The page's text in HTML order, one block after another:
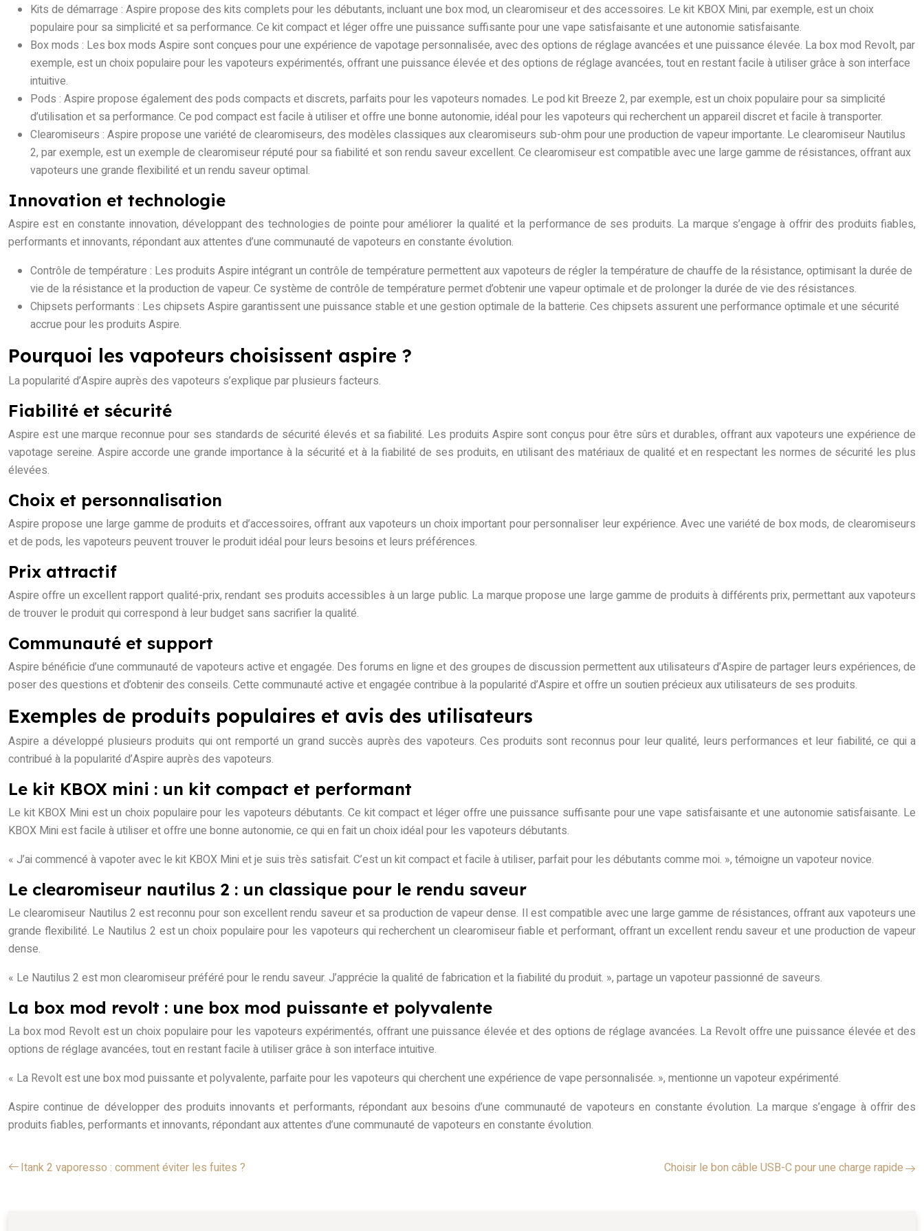
Kits de démarrage : Aspire propose des kits complets pour les débutants, incluant une box mod, un clearomiseur et des accessoires. Le kit KBOX Mini, par exemple, est un choix
populaire pour sa simplicité et sa performance. Ce kit compact et léger offre une puissance suffisante pour une vape satisfaisante et une autonomie satisfaisante.
Box mods : Les box mods Aspire sont conçues pour une expérience de vapotage personnalisée, avec des options de réglage avancées et une puissance élevée. La box mod Revolt, par
exemple, est un choix populaire pour les vapoteurs expérimentés, offrant une puissance élevée et des options de réglage avancées, tout en restant facile à utiliser grâce à son interface
intuitive.
Pods : Aspire propose également des pods compacts et discrets, parfaits pour les vapoteurs nomades. Le pod kit Breeze 2, par exemple, est un choix populaire pour sa simplicité
d’utilisation et sa performance. Ce pod compact est facile à utiliser et offre une bonne autonomie, idéal pour les vapoteurs qui recherchent un appareil discret et facile à transporter.
Clearomiseurs : Aspire propose une variété de clearomiseurs, des modèles classiques aux clearomiseurs sub-ohm pour une production de vapeur importante. Le clearomiseur Nautilus
2, par exemple, est un exemple de clearomiseur réputé pour sa fiabilité et son rendu saveur excellent. Ce clearomiseur est compatible avec une large gamme de résistances, offrant aux
vapoteurs une grande flexibilité et un rendu saveur optimal.
Innovation et technologie
Aspire est en constante innovation, développant des technologies de pointe pour améliorer la qualité et la performance de ses produits. La marque s’engage à offrir des produits fiables,
performants et innovants, répondant aux attentes d’une communauté de vapoteurs en constante évolution.
Contrôle de température : Les produits Aspire intégrant un contrôle de température permettent aux vapoteurs de régler la température de chauffe de la résistance, optimisant la durée de
vie de la résistance et la production de vapeur. Ce système de contrôle de température permet d’obtenir une vapeur optimale et de prolonger la durée de vie des résistances.
Chipsets performants : Les chipsets Aspire garantissent une puissance stable et une gestion optimale de la batterie. Ces chipsets assurent une performance optimale et une sécurité
accrue pour les produits Aspire.
Pourquoi les vapoteurs choisissent aspire ?
La popularité d’Aspire auprès des vapoteurs s’explique par plusieurs facteurs.
Fiabilité et sécurité
Aspire est une marque reconnue pour ses standards de sécurité élevés et sa fiabilité. Les produits Aspire sont conçus pour être sûrs et durables, offrant aux vapoteurs une expérience de
vapotage sereine. Aspire accorde une grande importance à la sécurité et à la fiabilité de ses produits, en utilisant des matériaux de qualité et en respectant les normes de sécurité les plus
élevées.
Choix et personnalisation
Aspire propose une large gamme de produits et d’accessoires, offrant aux vapoteurs un choix important pour personnaliser leur expérience. Avec une variété de box mods, de clearomiseurs
et de pods, les vapoteurs peuvent trouver le produit idéal pour leurs besoins et leurs préférences.
Prix attractif
Aspire offre un excellent rapport qualité-prix, rendant ses produits accessibles à un large public. La marque propose une large gamme de produits à différents prix, permettant aux vapoteurs
de trouver le produit qui correspond à leur budget sans sacrifier la qualité.
Communauté et support
Aspire bénéficie d’une communauté de vapoteurs active et engagée. Des forums en ligne et des groupes de discussion permettent aux utilisateurs d’Aspire de partager leurs expériences, de
poser des questions et d’obtenir des conseils. Cette communauté active et engagée contribue à la popularité d’Aspire et offre un soutien précieux aux utilisateurs de ses produits.
Exemples de produits populaires et avis des utilisateurs
Aspire a développé plusieurs produits qui ont remporté un grand succès auprès des vapoteurs. Ces produits sont reconnus pour leur qualité, leurs performances et leur fiabilité, ce qui a
contribué à la popularité d’Aspire auprès des vapoteurs.
Le kit KBOX mini : un kit compact et performant
Le kit KBOX Mini est un choix populaire pour les vapoteurs débutants. Ce kit compact et léger offre une puissance suffisante pour une vape satisfaisante et une autonomie satisfaisante. Le
KBOX Mini est facile à utiliser et offre une bonne autonomie, ce qui en fait un choix idéal pour les vapoteurs débutants.
« J’ai commencé à vapoter avec le kit KBOX Mini et je suis très satisfait. C’est un kit compact et facile à utiliser, parfait pour les débutants comme moi. », témoigne un vapoteur novice.
Le clearomiseur nautilus 2 : un classique pour le rendu saveur
Le clearomiseur Nautilus 2 est reconnu pour son excellent rendu saveur et sa production de vapeur dense. Il est compatible avec une large gamme de résistances, offrant aux vapoteurs une
grande flexibilité. Le Nautilus 2 est un choix populaire pour les vapoteurs qui recherchent un clearomiseur fiable et performant, offrant un excellent rendu saveur et une production de vapeur
dense.
« Le Nautilus 2 est mon clearomiseur préféré pour le rendu saveur. J’apprécie la qualité de fabrication et la fiabilité du produit. », partage un vapoteur passionné de saveurs.
La box mod revolt : une box mod puissante et polyvalente
La box mod Revolt est un choix populaire pour les vapoteurs expérimentés, offrant une puissance élevée et des options de réglage avancées. La Revolt offre une puissance élevée et des
options de réglage avancées, tout en restant facile à utiliser grâce à son interface intuitive.
« La Revolt est une box mod puissante et polyvalente, parfaite pour les vapoteurs qui cherchent une expérience de vape personnalisée. », mentionne un vapoteur expérimenté.
Aspire continue de développer des produits innovants et performants, répondant aux besoins d’une communauté de vapoteurs en constante évolution. La marque s’engage à offrir des
produits fiables, performants et innovants, répondant aux attentes d’une communauté de vapoteurs en constante évolution.
Itank 2 vaporesso : comment éviter les fuites ? Choisir le bon câble USB-C pour une charge rapide